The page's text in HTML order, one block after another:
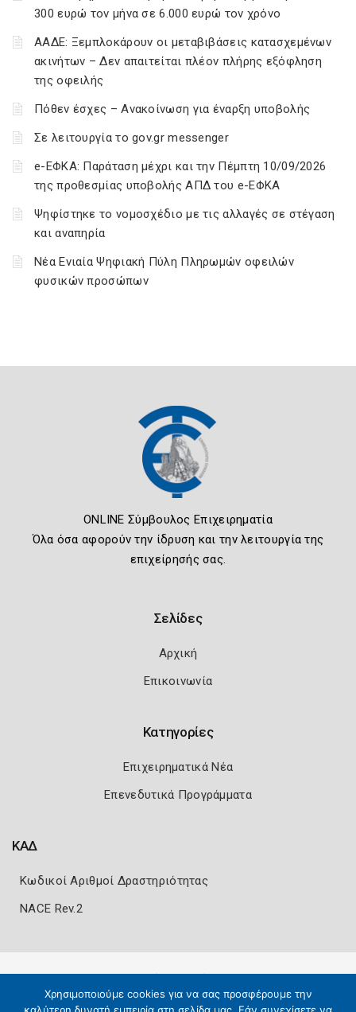
300 ευρώ τον μήνα σε 6.000 ευρώ τον χρόνο
ΑΑΔΕ: Ξεμπλοκάρουν οι μεταβιβάσεις κατασχεμένων
ακινήτων – Δεν απαιτείται πλέον πλήρης εξόφληση
της οφειλής
Πόθεν έσχες – Ανακοίνωση για έναρξη υποβολής
Σε λειτουργία το gov.gr messenger
e-ΕΦΚΑ: Παράταση μέχρι και την Πέμπτη 10/09/2026
της προθεσμίας υποβολής ΑΠΔ του e-ΕΦΚΑ
Ψηφίστηκε το νομοσχέδιο με τις αλλαγές σε στέγαση
και αναπηρία
Νέα Ενιαία Ψηφιακή Πύλη Πληρωμών οφειλών
φυσικών προσώπων
ONLINE Σύμβουλος Επιχειρηματία
Όλα όσα αφορούν την ίδρυση και την λειτουργία της
επιχείρησής σας.
Σελίδες
Αρχική
Επικοινωνία
Κατηγορίες
Επιχειρηματικά Νέα
Επενεδυτικά Προγράμματα
ΚΑΔ
Κωδικοί Αριθμοί Δραστηριότητας
NACE Rev.2
Χρησιμοποιούμε cookies για να σας προσφέρουμε την
Copyright 2026 Knowledge A.E.